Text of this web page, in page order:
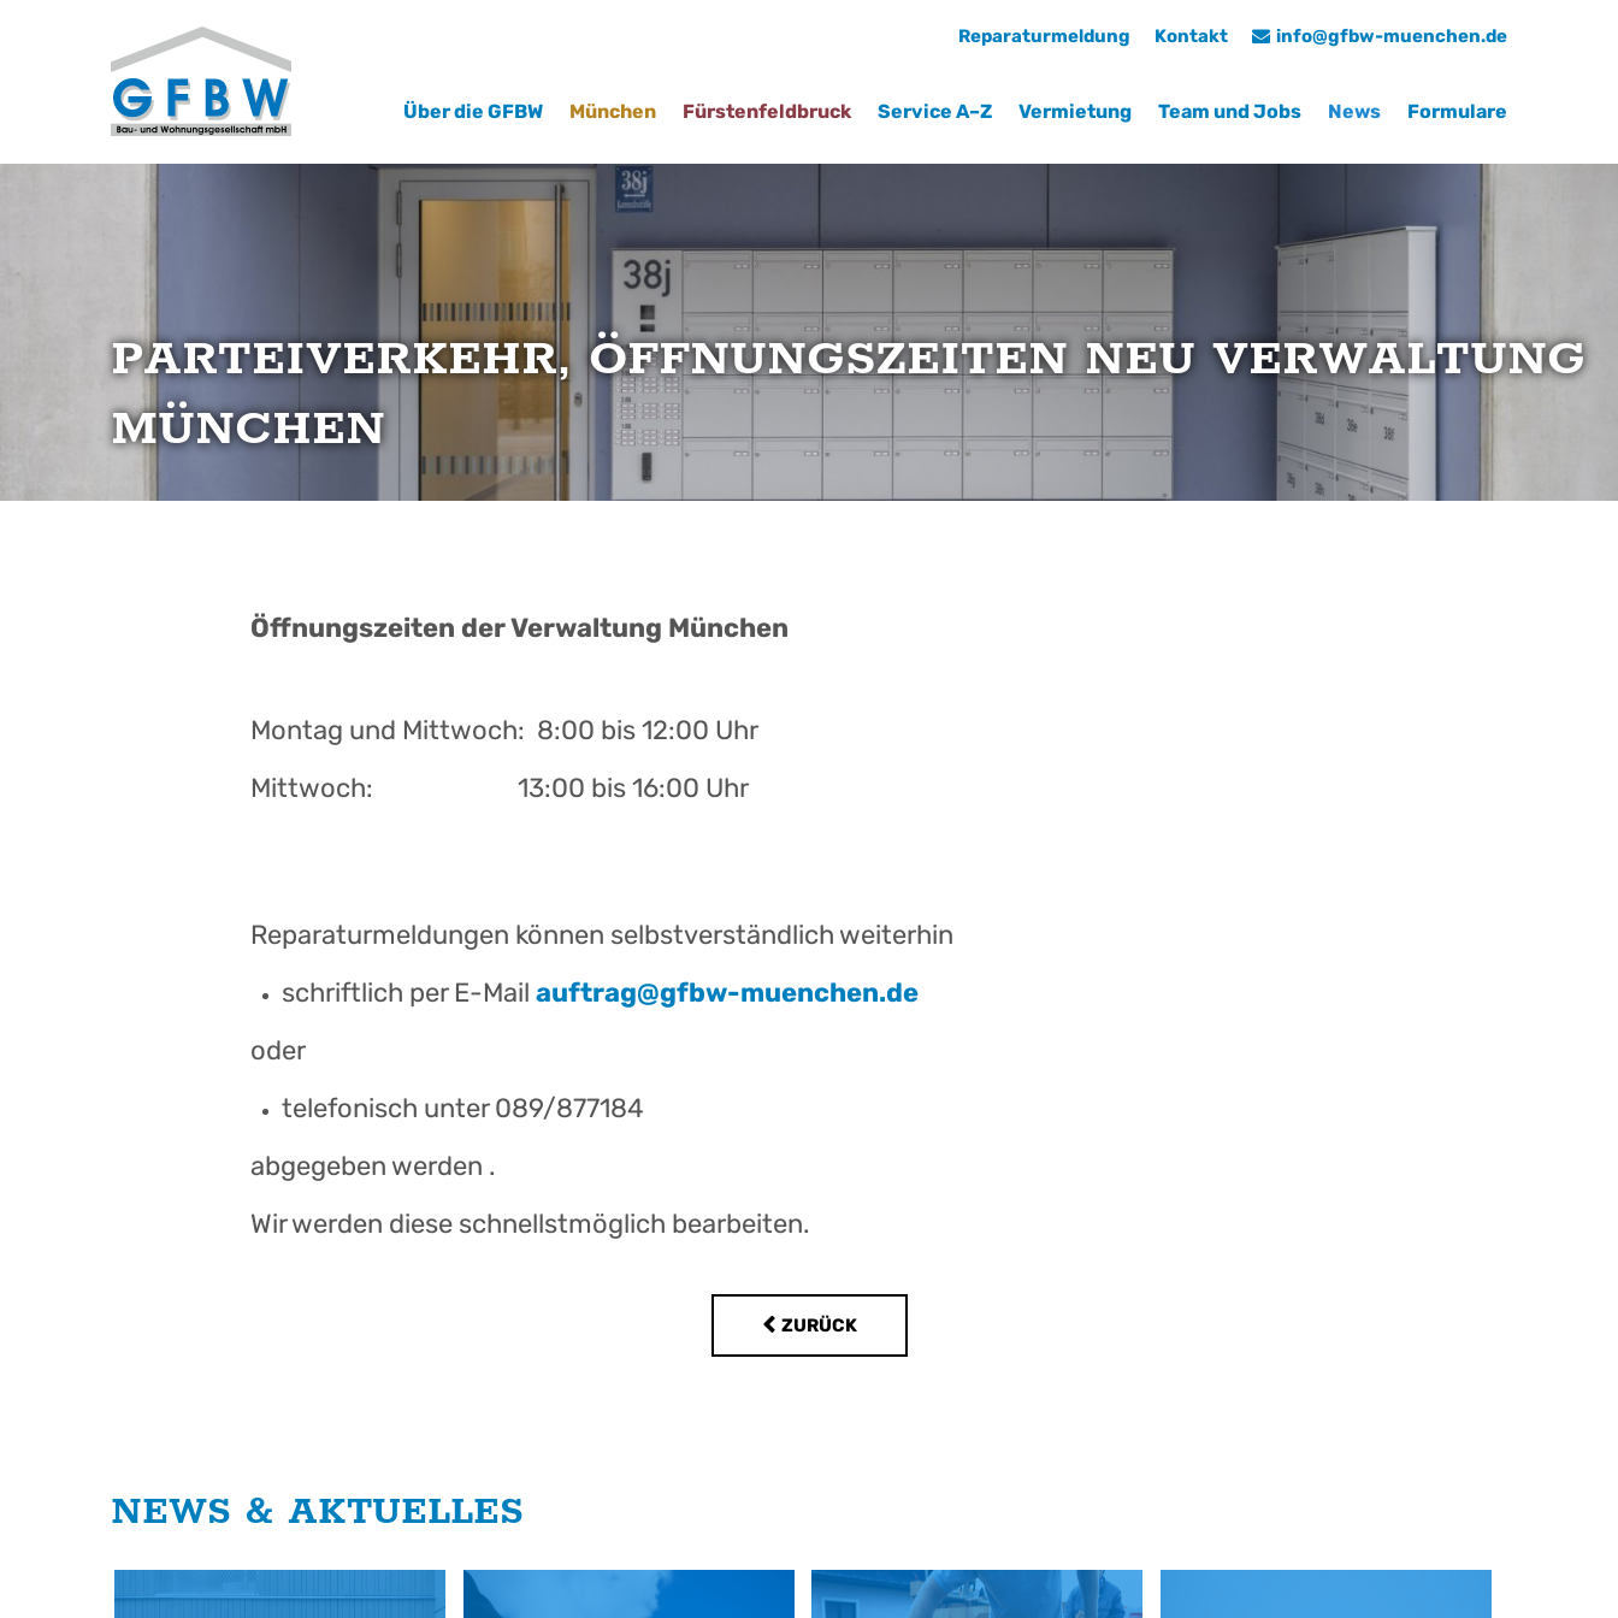
Der Eintrag "offcanvas-col1" existiert
leider nicht.
info@gfbw-muenchen.de
Kontakt
Reparaturmeldung
Über die GFBW München Fürstenfeldbruck Service A–Z Vermietung Team und Jobs News Formulare
PARTEIVERKEHR, ÖFFNUNGSZEITEN NEU VERWALTUNG
MÜNCHEN
Öffnungszeiten der Verwaltung München
Montag und Mittwoch: 8:00 bis 12:00 Uhr
Mittwoch: 13:00 bis 16:00 Uhr
Reparaturmeldungen können selbstverständlich weiterhin
schriftlich per E-Mailauftrag@gfbw-muenchen.de
oder
telefonisch unter 089/877184
abgegeben werden .
Wir werden diese schnellstmöglich bearbeiten.
ZURÜCK
NEWS & AKTUELLES